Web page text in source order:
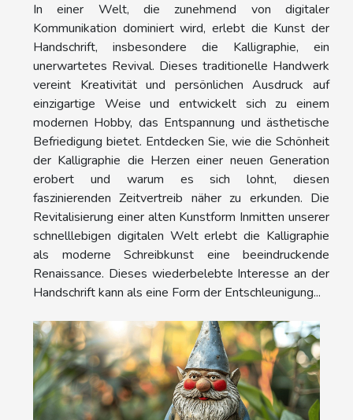
In einer Welt, die zunehmend von digitaler
Kommunikation dominiert wird, erlebt die Kunst der
Handschrift, insbesondere die Kalligraphie, ein
unerwartetes Revival. Dieses traditionelle Handwerk
vereint Kreativität und persönlichen Ausdruck auf
einzigartige Weise und entwickelt sich zu einem
modernen Hobby, das Entspannung und ästhetische
Befriedigung bietet. Entdecken Sie, wie die Schönheit
der Kalligraphie die Herzen einer neuen Generation
erobert und warum es sich lohnt, diesen
faszinierenden Zeitvertreib näher zu erkunden. Die
Revitalisierung einer alten Kunstform Inmitten unserer
schnelllebigen digitalen Welt erlebt die Kalligraphie
als moderne Schreibkunst eine beeindruckende
Renaissance. Dieses wiederbelebte Interesse an der
Handschrift kann als eine Form der Entschleunigung...